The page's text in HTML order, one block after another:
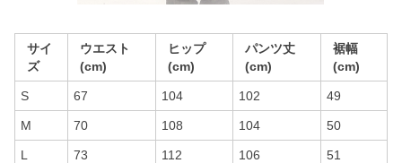
サイ
ズ
ウエスト
(cm)
ヒップ
(cm)
パンツ丈
(cm)
裾幅
(cm)
S 67 104 102 49
M 70 108 104 50
L 73 112 106 51